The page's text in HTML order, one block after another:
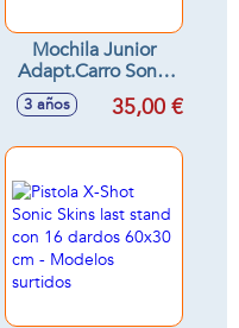
Mochila Junior
Adapt.Carro Sonic
"City"
32X38X12Cm
3 años 35,00 €